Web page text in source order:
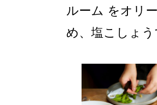
ルーム をオリ
め、塩こしょ